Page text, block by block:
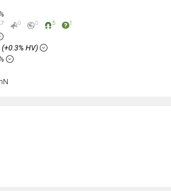
7 0 0 5 1
(+0.3% HV)